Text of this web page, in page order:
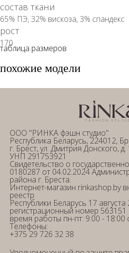
состав ткани
65% ПЭ, 32% вискоза, 3% спандекс
рост
170
таблица размеров
похожие модели
ООО "РИНКА фэшн студио"
Республика Беларусь, 224012,
г. Брест, ул. Дмитрия Донского,
УНП 291753921
Свидетельство о
0180287 от 04.02.2024
района г. Бреста.
Интернет-магазин rinkashop.by
реестр
Республики Беларусь 17 августа
регистрационный номер 563151
время работы пн-пт: 9:00 - 18:00
Телефоны:
+375 29 726 32 38